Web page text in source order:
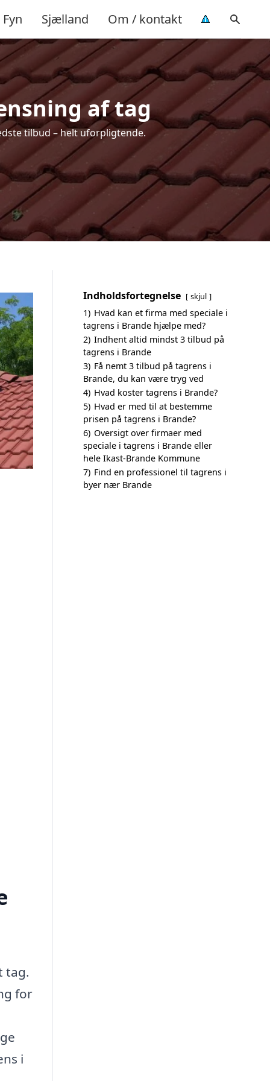
Fyn Sjælland Om / kontakt
af tag
tilbud – helt uforpligtende.
tag.
for
i
Indholdsfortegnelse skjul
1) Hvad kan et firma med speciale i
tagrens i Brande hjælpe med?
2) Indhent altid mindst 3 tilbud på
tagrens i Brande
3) Få nemt 3 tilbud på tagrens i
Brande, du kan være tryg ved
4) Hvad koster tagrens i Brande?
5) Hvad er med til at bestemme
prisen på tagrens i Brande?
6) Oversigt over firmaer med
speciale i tagrens i Brande eller
hele Ikast-Brande Kommune
7) Find en professionel til tagrens i
byer nær Brande